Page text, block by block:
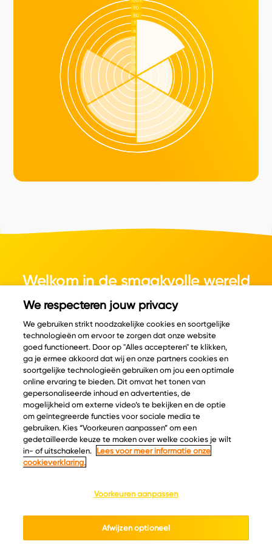
Welkom in de smaakvolle wereld
van kaas.
© Copyright 2026 Velder
Inspiratie
Kaascatalogus
Recepten
Kaasplankjes
Blog
Informatie
Over ons
Ontdek
Keurmerken
We respecteren jouw privacy
We gebruiken strikt noodzakelijke cookies en soortgelijke
technologieën om ervoor te zorgen dat onze website
goed functioneert. Door op "Alles accepteren" te klikken,
ga je ermee akkoord dat wij en onze partners cookies en
soortgelijke technologieën gebruiken om jou een optimale
online ervaring te bieden. Dit omvat het tonen van
gepersonaliseerde inhoud en advertenties, de
mogelijkheid om externe video’s te bekijken en de optie
om geïntegreerde functies voor sociale media te
gebruiken. Kies “Voorkeuren aanpassen” om een
gedetailleerde keuze te maken over welke cookies je wilt
in- of uitschakelen.
Lees voor meer informatie onze
cookieverklaring.
Voorkeuren aanpassen
Afwijzen optioneel